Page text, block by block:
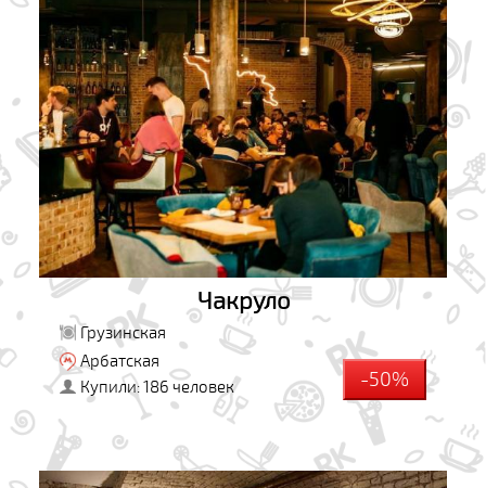
Чакруло
Грузинская
Арбатская
Купили: 186 человек
-50%